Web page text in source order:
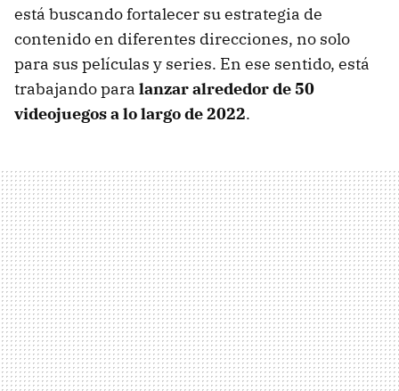
está buscando fortalecer su estrategia de
contenido en diferentes direcciones, no solo
para sus películas y series. En ese sentido, está
trabajando para lanzar alrededor de 50
videojuegos a lo largo de 2022.